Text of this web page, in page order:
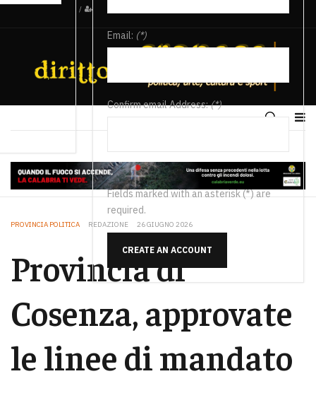
/
Email: (*)
Confirm email Address:(*)
Fields marked with an asterisk (*) are
required.
CREATE AN ACCOUNT
PROVINCIA POLITICA REDAZIONE 26 GIUGNO 2026
Provincia di
Cosenza, approvate
le linee di mandato